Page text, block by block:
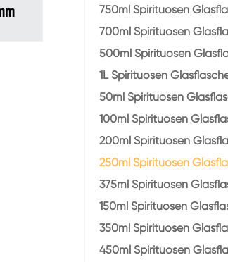
750ml Spirituosen
700ml Spirituosen
500ml Spirituosen
1L Spirituosen
50ml Spirituosen
100ml Spirituosen
200ml Spirituosen
250ml Spirituosen
375ml Spirituosen
150ml Spirituosen
350ml Spirituosen
450ml Spirituosen